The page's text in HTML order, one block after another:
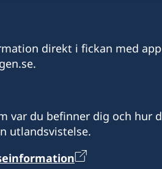
emot besök efter
inte hanterar
direkt i fickan med
var du befinner dig och hur
utlandsvistelse.